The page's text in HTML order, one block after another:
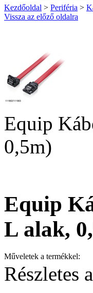
Kezdőoldal > Periféria >
Vissza az előző oldalra
Equip
0,5m)
Equip
L alak,
Műveletek a termékkel:
Részletes